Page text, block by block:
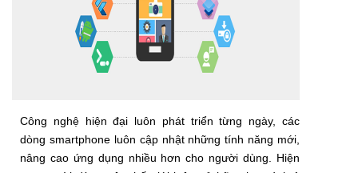
Công nghệ hiện đại luôn phát triển từng ngày, các
dòng smartphone luôn cập nhật những tính năng mới,
nâng cao ứng dụng nhiều hơn cho người dùng. Hiện